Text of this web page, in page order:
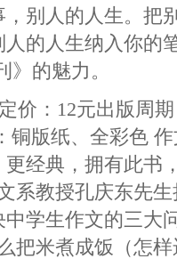
别人的人生。把
的人生纳入你的
》的魅力。
价：12元出版周
铜版纸、全彩色
经典，拥有此书
系教授孔庆东先
学生作文的三大
把米煮成饭（怎